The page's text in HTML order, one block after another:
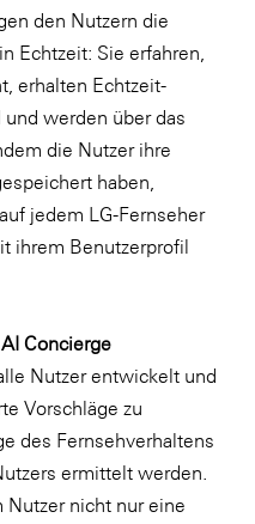
den Nutzern die
Echtzeit: Sie erfahren,
erhalten Echtzeit-
werden über das
die Nutzer ihre
haben,
jedem LG-Fernseher
ihrem Benutzerprofil
Concierge
Nutzer entwickelt und
Vorschläge zu
des Fernsehverhaltens
ermittelt werden.
Nutzer nicht nur eine